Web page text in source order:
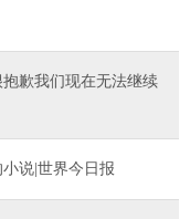
歉我们现在无法继续
说|世界今日报